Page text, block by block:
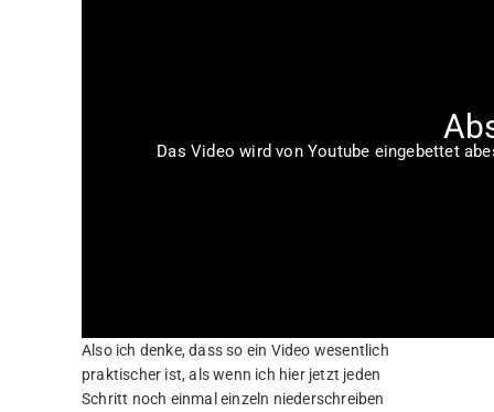
Das Video wird von Youtube eingebettet
Also ich denke, dass so ein Video wesentlich
praktischer ist, als wenn ich hier jetzt jeden
Schritt noch einmal einzeln niederschreiben